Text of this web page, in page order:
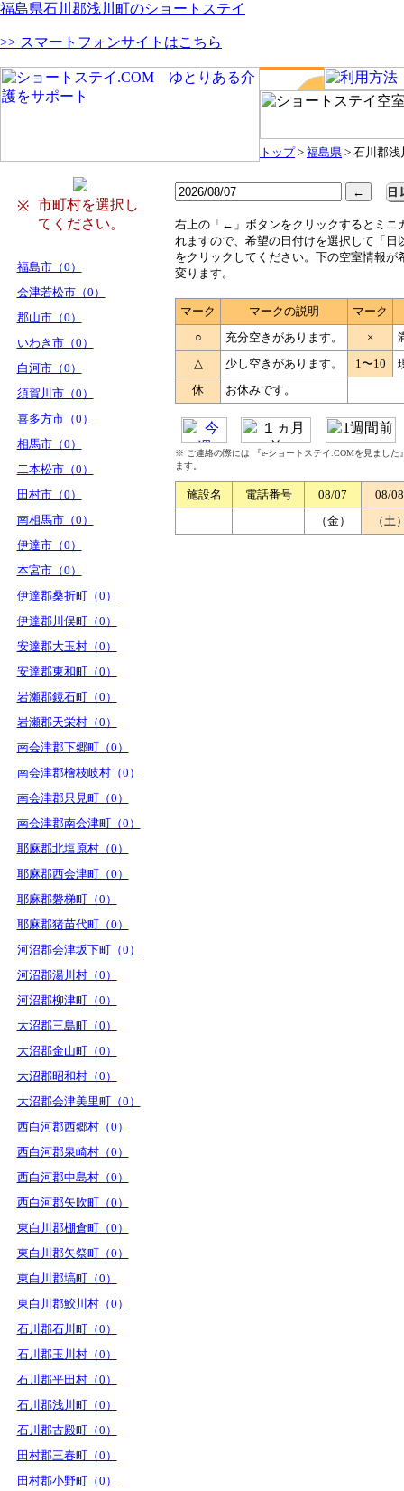
福島県石川郡浅川町のショートステイ
>> スマートフォンサイトはこちら
トップ> 福島県 > 石川郡浅
※
市町村を選択し
てください。
福島市（0）
会津若松市（0）
郡山市（0）
いわき市（0）
白河市（0）
須賀川市（0）
喜多方市（0）
相馬市（0）
二本松市（0）
田村市（0）
南相馬市（0）
伊達市（0）
本宮市（0）
伊達郡桑折町（0）
伊達郡川俣町（0）
安達郡大玉村（0）
安達郡東和町（0）
岩瀬郡鏡石町（0）
岩瀬郡天栄村（0）
南会津郡下郷町（0）
南会津郡檜枝岐村（0）
南会津郡只見町（0）
南会津郡南会津町（0）
耶麻郡北塩原村（0）
耶麻郡西会津町（0）
耶麻郡磐梯町（0）
耶麻郡猪苗代町（0）
河沼郡会津坂下町（0）
河沼郡湯川村（0）
河沼郡柳津町（0）
大沼郡三島町（0）
大沼郡金山町（0）
大沼郡昭和村（0）
大沼郡会津美里町（0）
西白河郡西郷村（0）
西白河郡泉崎村（0）
西白河郡中島村（0）
西白河郡矢吹町（0）
東白川郡棚倉町（0）
東白川郡矢祭町（0）
東白川郡塙町（0）
東白川郡鮫川村（0）
石川郡石川町（0）
石川郡玉川村（0）
石川郡平田村（0）
石川郡浅川町（0）
石川郡古殿町（0）
田村郡三春町（0）
田村郡小野町（0）
右上の「←」ボタンをクリックするとミニ
れますので、希望の日付けを選択して「日
をクリックしてください。下の空室情報が
変ります。
マーク マークの説明
マーク
○
充分空きがあります。 ×
△
少し空きがあります。 1〜10
休
お休みです。
※ ご連絡の際には 『e-ショートステイ.COMを見まし
ます。
施設名 電話番号 08/07
08/08
（金）
（土